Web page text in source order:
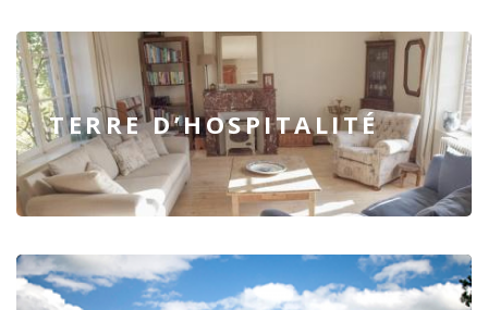
TERRE D’HOSPITALITÉ